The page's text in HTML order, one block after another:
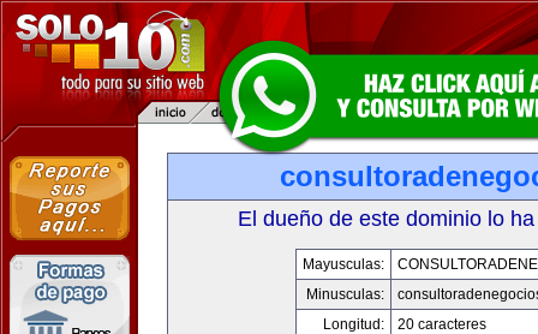
El dueño de este dominio lo
Mayusculas:
Minusculas:
Longitud:
20 caracteres